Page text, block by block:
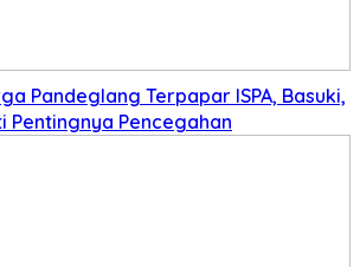
Pandeglang Terpapar ISPA, Basuki,
Pentingnya Pencegahan